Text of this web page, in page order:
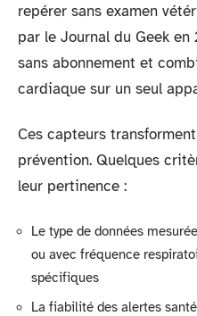
repérer sans examen
par le Journal du Geek
sans abonnement et
cardiaque sur un seul
Ces capteurs
prévention. Quelques
leur pertinence :
Le type de données
ou avec fréquence
spécifiques
La fiabilité des alertes